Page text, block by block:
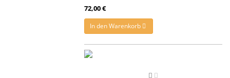
72,00 €
In den Warenkorb